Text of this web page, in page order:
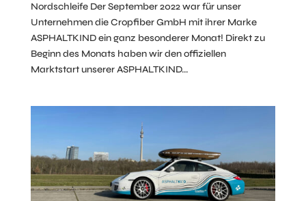
Nordschleife Der September 2022 war für unser
Unternehmen die Cropfiber GmbH mit ihrer Marke
ASPHALTKIND ein ganz besonderer Monat! Direkt zu
Beginn des Monats haben wir den offiziellen
Marktstart unserer ASPHALTKIND...